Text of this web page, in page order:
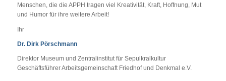
Menschen, die die APPH tragen viel Kreativität, Kraft, Hoffnung, Mut
und Humor für ihre weitere Arbeit!
Ihr
Dr. Dirk Pörschmann
Direktor Museum und Zentralinstitut für Sepulkralkultur
Geschäftsführer Arbeitsgemeinschaft Friedhof und Denkmal e.V.